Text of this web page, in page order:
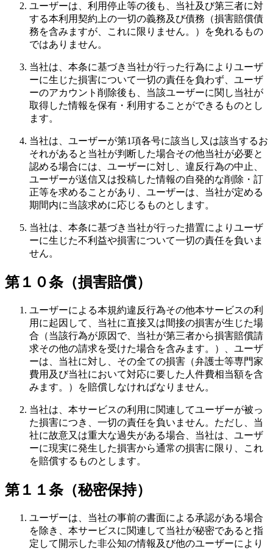
ユーザーは、利用停止等の後も、当社及び第三者に対
する本利用契約上の一切の義務及び債務（損害賠償債
務を含みますが、これに限りません。）を免れるもの
ではありません。
当社は、本条に基づき当社が行った行為によりユーザ
ーに生じた損害について一切の責任を負わず、ユーザ
ーのアカウント削除後も、当該ユーザーに関し当社が
取得した情報を保有・利用することができるものとし
ます。
当社は、ユーザーが第1項各号に該当し又は該当するお
それがあると当社が判断した場合その他当社が必要と
認める場合には、ユーザーに対し、違反行為の中止、
ユーザーが送信又は投稿した情報の自発的な削除・訂
正等を求めることがあり、ユーザーは、当社が定める
期間内に当該求めに応じるものとします。
当社は、本条に基づき当社が行った措置によりユーザ
ーに生じた不利益や損害について一切の責任を負いま
せん。
第１０条（損害賠償）
ユーザーによる本規約違反行為その他本サービスの利
用に起因して、当社に直接又は間接の損害が生じた場
合（当該行為が原因で、当社が第三者から損害賠償請
求その他の請求を受けた場合を含みます。）、ユーザ
ーは、当社に対し、その全ての損害（弁護士等専門家
費用及び当社において対応に要した人件費相当額を含
みます。）を賠償しなければなりません。
当社は、本サービスの利用に関連してユーザーが被っ
た損害につき、一切の責任を負いません。ただし、当
社に故意又は重大な過失がある場合、当社は、ユーザ
ーに現実に発生した損害から通常の損害に限り、これ
を賠償するものとします。
第１１条（秘密保持）
ユーザーは、当社の事前の書面による承認がある場合
を除き、本サービスに関連して当社が秘密であると指
定して開示した非公知の情報及び他のユーザーにより